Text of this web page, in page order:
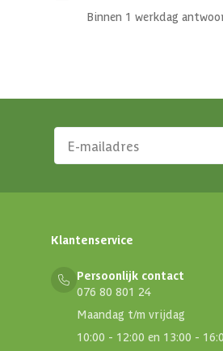
Binnen 1 werkdag
Klantenservice
Persoonlijk contact
076 80 801 24
Maandag t/m vrijdag
10:00 - 12:00 en 13:00 -